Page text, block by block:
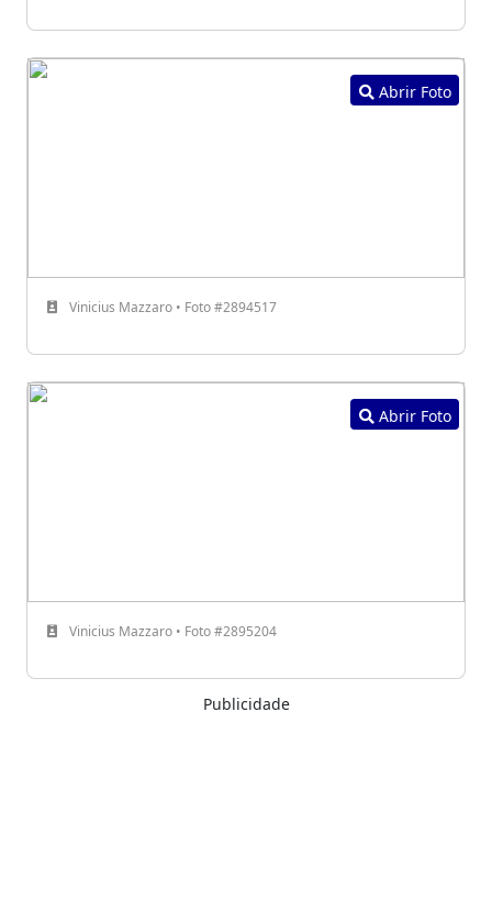
Abrir Foto
Vinicius Mazzaro • Foto #2894517
Abrir Foto
Vinicius Mazzaro • Foto #2895204
Publicidade